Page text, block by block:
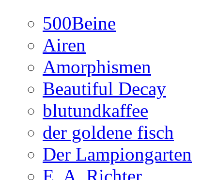
500Beine
Airen
Amorphismen
Beautiful Decay
blutundkaffee
der goldene fisch
Der Lampiongarten